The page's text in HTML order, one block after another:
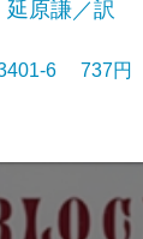
延原謙／訳
6 737円